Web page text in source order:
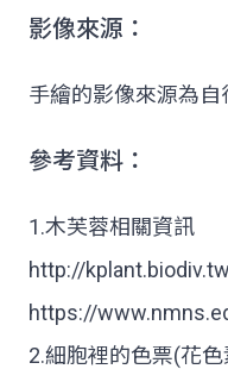
影像來源：
手繪的影像來源為自
參考資料：
1.木芙蓉相關資訊
http://
https://
2.細胞裡的色票(花